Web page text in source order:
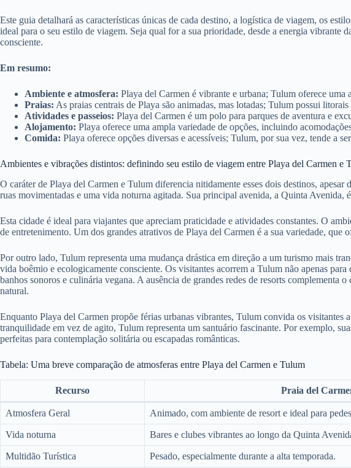
Este guia detalhará as características únicas de cada destino, a logística de viagem, os
ideal para o seu estilo de viagem. Seja qual for a sua prioridade, desde a energia vibrante
consciente.
Em resumo:
Ambiente e atmosfera: Playa del Carmen é vibrante e urbana; Tulum oferece uma
Praias: As praias centrais de Playa são animadas, mas lotadas; Tulum possui
Atividades e passeios: Playa del Carmen é um polo para parques de aventura e
Alojamento: Playa oferece uma ampla variedade de opções, incluindo
Comida: Playa oferece opções diversas e acessíveis; Tulum, por sua vez, tende a
Ambientes e vibrações distintos: definindo seu estilo de viagem entre Playa del Carmen e
O caráter de Playa del Carmen e Tulum diferencia nitidamente esses dois destinos,
ruas movimentadas e uma vida noturna agitada. Sua principal avenida, a Quinta Avenida,
Esta cidade é ideal para viajantes que apreciam praticidade e atividades constantes. O
de entretenimento. Um dos grandes atrativos de Playa del Carmen é a sua variedade, que
Por outro lado, Tulum representa uma mudança drástica em direção a um turismo mais
vida boêmio e ecologicamente consciente. Os visitantes acorrem a Tulum não apenas
banhos sonoros e culinária vegana. A ausência de grandes redes de resorts
natural.
Enquanto Playa del Carmen propõe férias urbanas vibrantes, Tulum convida os
tranquilidade em vez de agito, Tulum representa um santuário fascinante. Por exemplo,
perfeitas para contemplação solitária ou escapadas românticas.
Tabela: Uma breve comparação de atmosferas entre Playa del Carmen e Tulum
Recurso Praia del
Atmosfera Geral Animado, com ambiente de resort e ideal para
Vida noturna Bares e clubes vibrantes ao longo da Quinta
Multidão Turística Pesado, especialmente durante a alta temporada.